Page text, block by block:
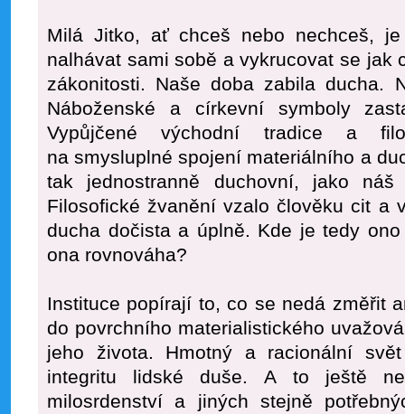
Milá Jitko, ať chceš nebo nechceš,
nalhávat sami sobě a vykrucovat se jak
zákonitosti. Naše doba zabila ducha.
Náboženské a církevní symboly
Vypůjčené východní tradice a
na smysluplné spojení materiálního a
tak jednostranně duchovní, jako náš
Filosofické žvanění vzalo člověku cit a
ducha dočista a úplně. Kde je tedy
ona rovnováha?
Instituce popírají to, co se nedá změřit
do povrchního materialistického
jeho života. Hmotný a racionální
integritu lidské duše. A to ještě
milosrdenství a jiných stejně